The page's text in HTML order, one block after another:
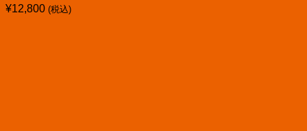
¥12,800 (税込)